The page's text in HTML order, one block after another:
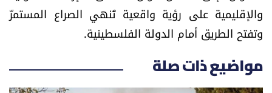
والإقليمية على رؤية واقعية تُنهي الصراع المستمرّ
وتفتح الطريق أمام الدولة الفلسطينية.
مواضيع ذات صلة